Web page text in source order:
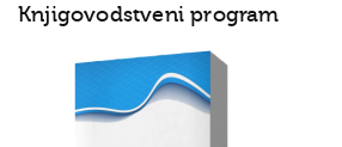
Knjigovodstveni program